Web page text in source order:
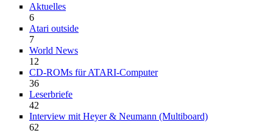
Aktuelles
6
Atari outside
7
World News
12
CD-ROMs für ATARI-Computer
36
Leserbriefe
42
Interview mit Heyer & Neumann (Multiboard)
62